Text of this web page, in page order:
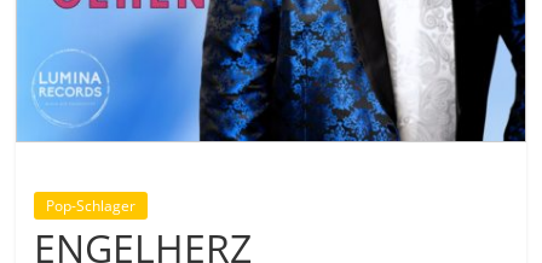
Pop-Schlager
ENGELHERZ